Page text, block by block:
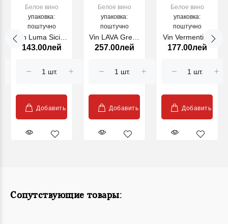
Белое вино
упаковка:
поштучно
Vin Luma Sicilia
Grillo, alb, 750
143.00лей
Добавить
Белое вино
упаковка:
поштучно
Vin LAVA Greco
di Tufo, alb,
257.00лей
Добавить
Белое вино
упаковка:
поштучно
Vin Vermentino
Isola dei
RIPORTA, alb,
177.00лей
Добавить
Сопутствующие товары: